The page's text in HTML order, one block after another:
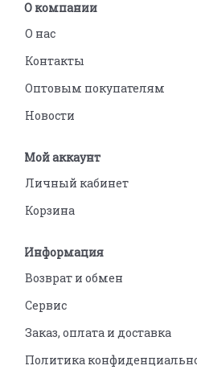
О компании
О нас
Контакты
Оптовым покупателям
Новости
Мой аккаунт
Личный кабинет
Корзина
Информация
Возврат и обмен
Сервис
Заказ, оплата и доставка
Политика